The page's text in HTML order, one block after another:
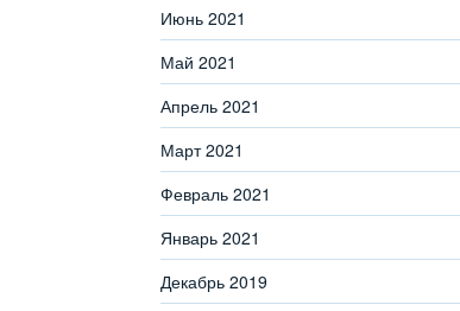
Июнь 2021
Май 2021
Апрель 2021
Март 2021
Февраль 2021
Январь 2021
Декабрь 2019